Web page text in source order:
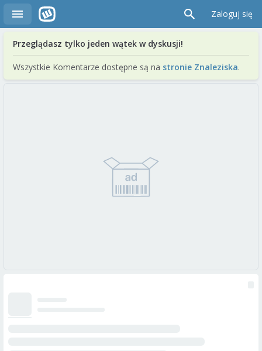
Zaloguj się
Przeglądasz tylko jeden wątek w dyskusji!
Wszystkie Komentarze dostępne są na stronie Znaleziska.